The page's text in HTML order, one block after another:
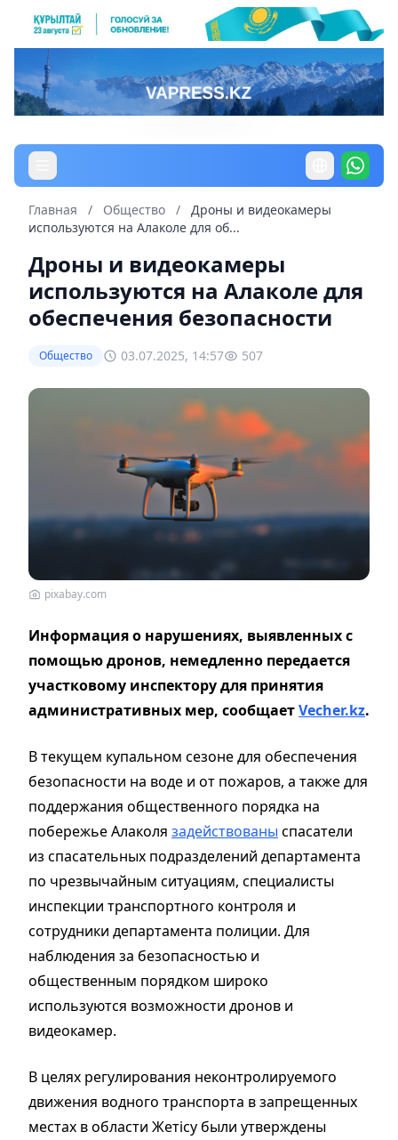
Главная / Общество /
Дроны и видеокамеры
используются на Алаколе для об...
Дроны и видеокамеры
используются на Алаколе для
обеспечения безопасности
Общество 03.07.2025, 14:57 507
pixabay.com
Информация о нарушениях, выявленных с
помощью дронов, немедленно передается
участковому инспектору для принятия
административных мер, сообщаетVecher.kz.
В текущем купальном сезоне для обеспечения
безопасности на воде и от пожаров, а также для
поддержания общественного порядка на
побережье Алаколя задействованы спасатели
из спасательных подразделений департамента
по чрезвычайным ситуациям, специалисты
инспекции транспортного контроля и
сотрудники департамента полиции. Для
наблюдения за безопасностью и
общественным порядком широко
используются возможности дронов и
видеокамер.
В целях регулирования неконтролируемого
движения водного транспорта в запрещенных
местах в области Жетісу были утверждены